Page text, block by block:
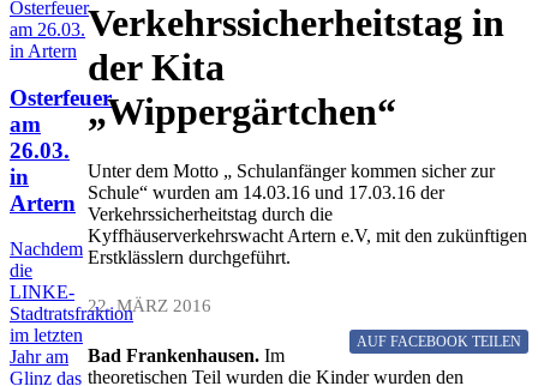
Osterfeuer
am
26.03.
in
Artern
Nachdem
die
LINKE-
Stadtratsfraktion
im letzten
Jahr am
Glinz das
Verkehrssicherheitstag in
der Kita
„Wippergärtchen“
Unter dem Motto „ Schulanfänger kommen sicher zur
Schule“ wurden am 14.03.16 und 17.03.16 der
Verkehrssicherheitstag durch die
Kyffhäuserverkehrswacht Artern e.V, mit den zukünftigen
Erstklässlern durchgeführt.
22. MÄRZ 2016
AUF FACEBOOK TEILEN
Bad Frankenhausen. Im
theoretischen Teil wurden die Kinder wurden den